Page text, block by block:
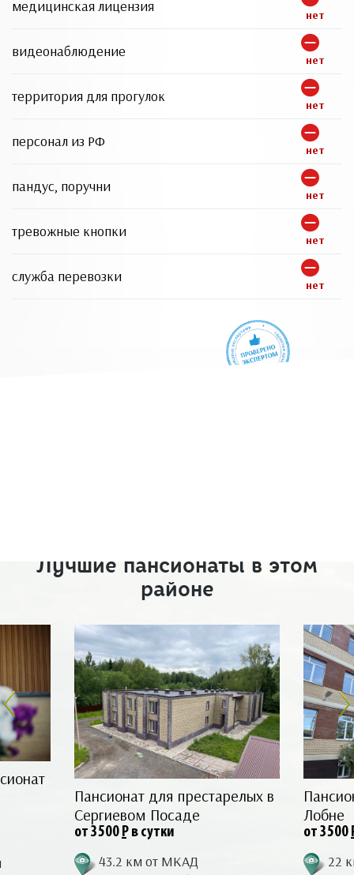
медицинская лицензия нет
видеонаблюдение нет
территория для прогулок нет
персонал из РФ нет
пандус, поручни нет
тревожные кнопки нет
служба перевозки нет
Лучшие пансионаты в этом
районе
Пансионат для престарелых в
Сергиевом Посаде
от 3500 Р в сутки
43.2 км от МКАД
Лобне
от 3500
22